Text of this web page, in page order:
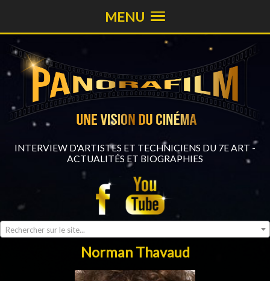
INTERVIEW D'ARTISTES ET TECHNICIENS DU 7E ART -
ACTUALITÉS ET BIOGRAPHIES
Rechercher sur le site...
MENU
Norman Thavaud